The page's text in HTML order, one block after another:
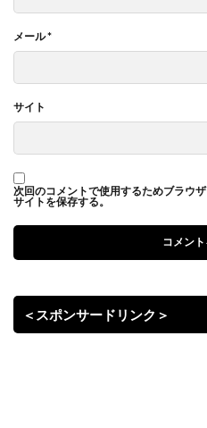
メール*
サイト
次回のコメントで使用するためブラウ
サイトを保存する。
＜スポンサードリンク＞